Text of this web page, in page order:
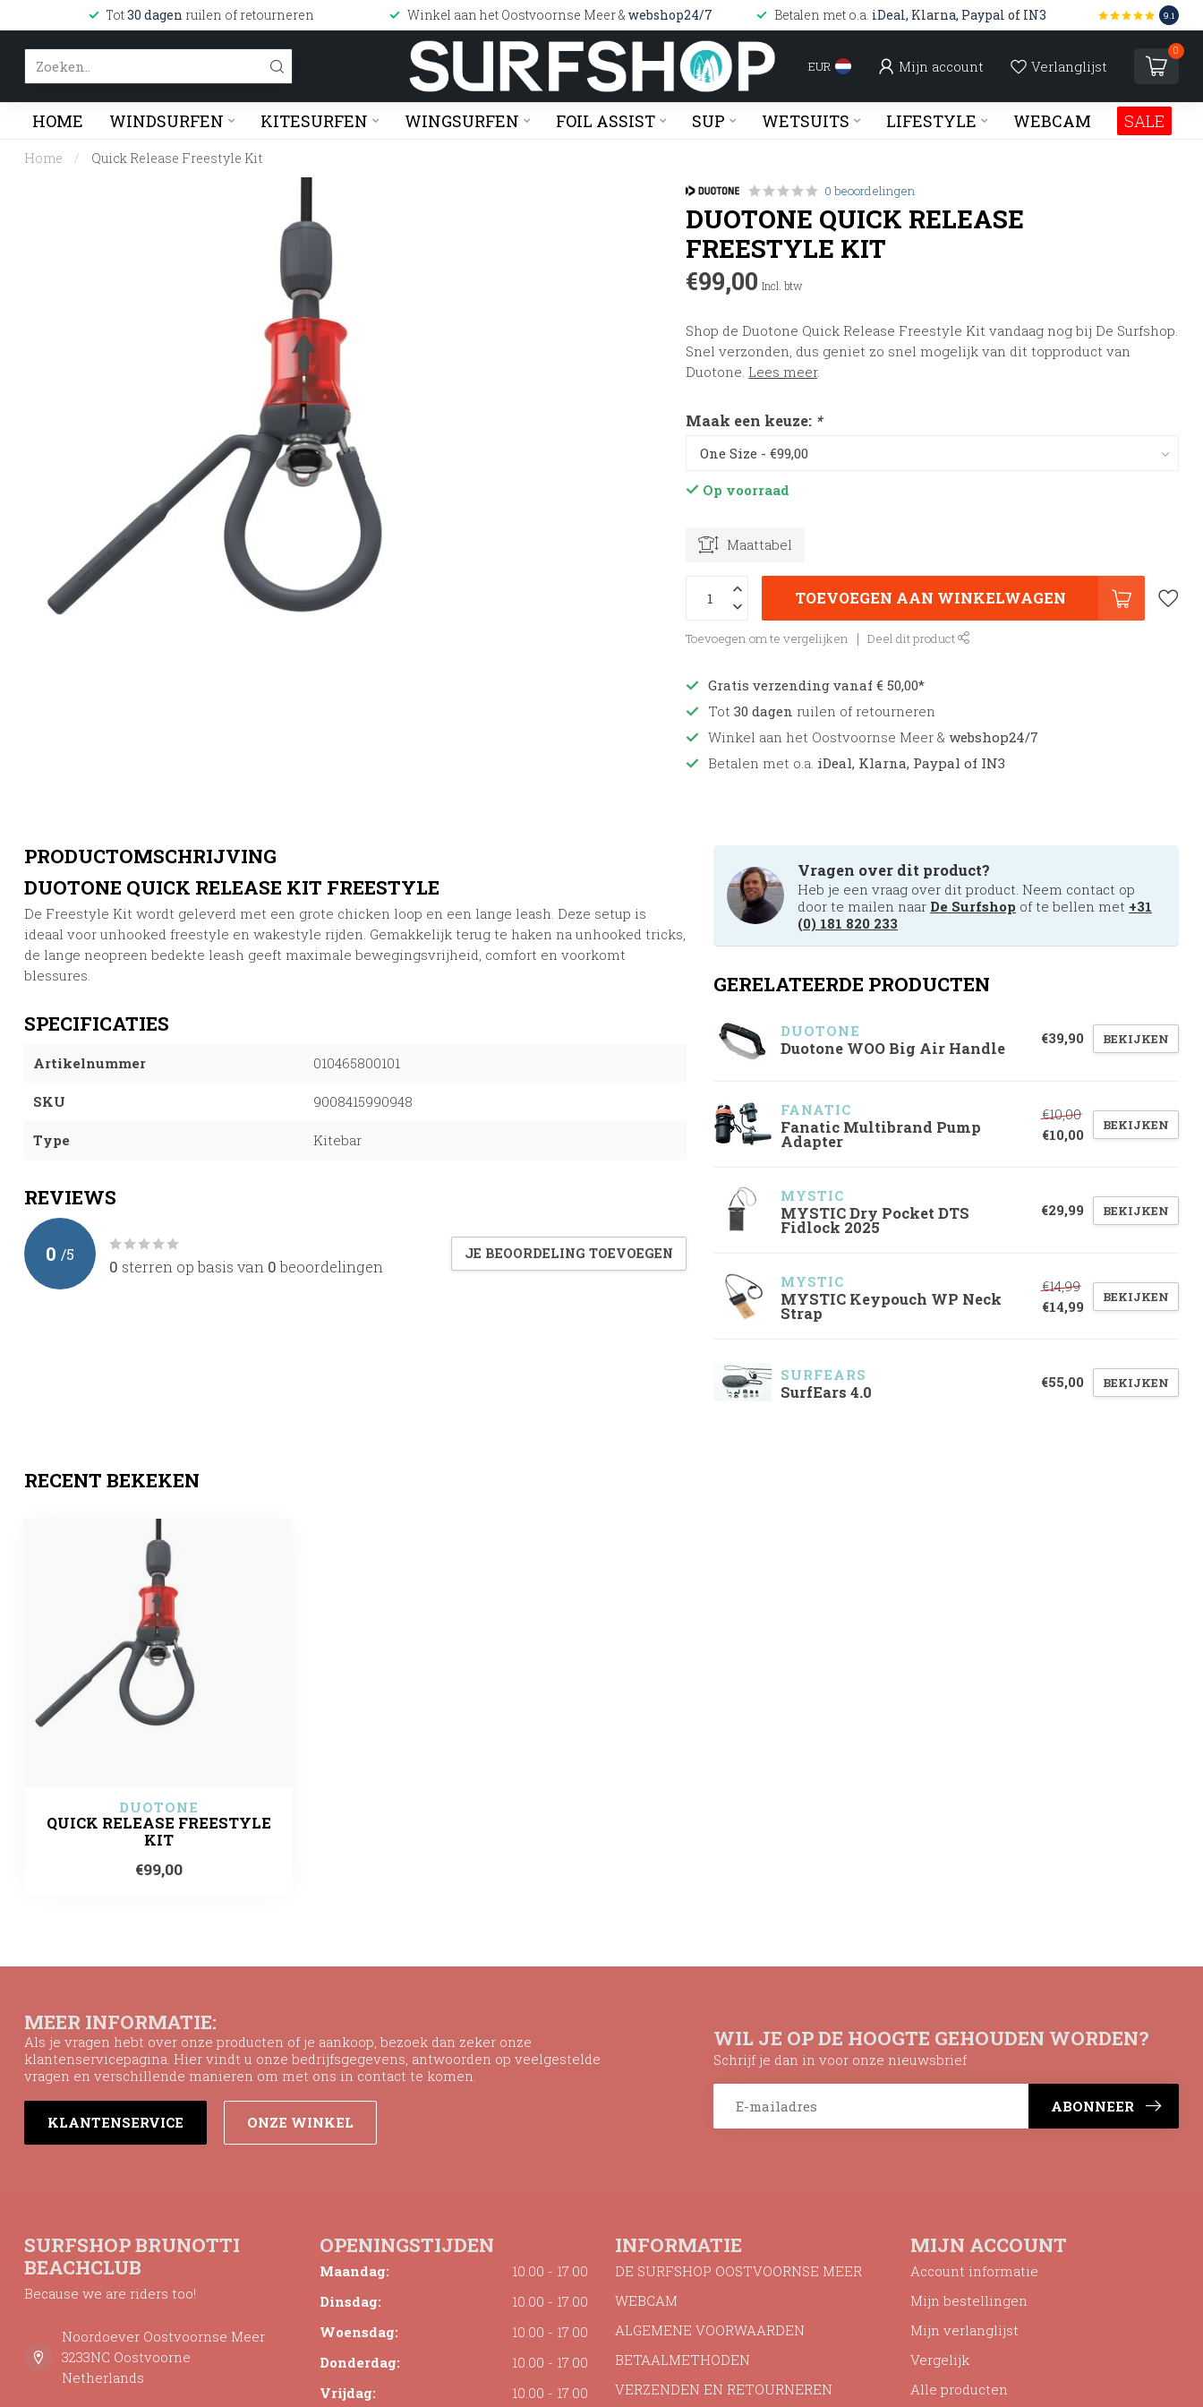
Tot30 dagen ruilen of retourneren Winkel aan het Oostvoornse Meer & webshop24/7 Betalen met o.a. iDeal, Klarna, Paypal of IN3 9.1
EUR Mijn account Verlanglijst
0
HOME WINDSURFEN KITESURFEN WINGSURFEN FOIL ASSIST SUP WETSUITS LIFESTYLE WEBCAM SALE
Home / Quick Release Freestyle Kit
0 beoordelingen
DUOTONE QUICK RELEASE
FREESTYLE KIT
€99,00 Incl. btw
Shop de Duotone Quick Release Freestyle Kit vandaag nog bij De Surfshop.
Snel verzonden, dus geniet zo snel mogelijk van dit topproduct van
Duotone. Lees meer.
Maak een keuze: *
Op voorraad
Maattabel
TOEVOEGEN AAN WINKELWAGEN
Toevoegen om te vergelijken Deel dit product
Gratis verzending vanaf € 50,00*
Tot30 dagen ruilen of retourneren
Winkel aan het Oostvoornse Meer &webshop24/7
Betalen met o.a. iDeal, Klarna, Paypal of IN3
PRODUCTOMSCHRIJVING
DUOTONE QUICK RELEASE KIT FREESTYLE
De Freestyle Kit wordt geleverd met een grote chicken loop en een lange leash. Deze setup is
ideaal voor unhooked freestyle en wakestyle rijden. Gemakkelijk terug te haken na unhooked tricks,
de lange neopreen bedekte leash geeft maximale bewegingsvrijheid, comfort en voorkomt
blessures.
SPECIFICATIES
Artikelnummer 010465800101
SKU 9008415990948
Type Kitebar
REVIEWS
0 /5
0 sterren op basis van 0beoordelingen
JE BEOORDELING TOEVOEGEN
Vragen over dit product?
Heb je een vraag over dit product. Neem contact op
door te mailen naar De Surfshop of te bellen met +31
(0) 181 820 233
GERELATEERDE PRODUCTEN
DUOTONE
Duotone WOO Big Air Handle
€39,90 BEKIJKEN
FANATIC
Fanatic Multibrand Pump
Adapter
€10,00
€10,00
BEKIJKEN
MYSTIC
MYSTIC Dry Pocket DTS
Fidlock 2025
€29,99 BEKIJKEN
MYSTIC
MYSTIC Keypouch WP Neck
Strap
€14,99
€14,99
BEKIJKEN
SURFEARS
SurfEars 4.0
€55,00 BEKIJKEN
RECENT BEKEKEN
DUOTONE
QUICK RELEASE FREESTYLE
KIT
€99,00
MEER INFORMATIE:
Als je vragen hebt over onze producten of je aankoop, bezoek dan zeker onze
klantenservicepagina. Hier vindt u onze bedrijfsgegevens, antwoorden op veelgestelde
vragen en verschillende manieren om met ons in contact te komen.
KLANTENSERVICE ONZE WINKEL
WIL JE OP DE HOOGTE GEHOUDEN WORDEN?
Schrijf je dan in voor onze nieuwsbrief
ABONNEER
SURFSHOP BRUNOTTI
BEACHCLUB
Because we are riders too!
Noordoever Oostvoornse Meer
3233NC Oostvoorne
Netherlands
OPENINGSTIJDEN
Maandag:
10.00 - 17.00
Dinsdag:
10.00 - 17.00
Woensdag:
10.00 - 17.00
Donderdag:
10.00 - 17.00
Vrijdag:
10.00 - 17.00
INFORMATIE
DE SURFSHOP OOSTVOORNSE MEER
WEBCAM
ALGEMENE VOORWAARDEN
BETAALMETHODEN
VERZENDEN EN RETOURNEREN
MIJN ACCOUNT
Account informatie
Mijn bestellingen
Mijn verlanglijst
Vergelijk
Alle producten